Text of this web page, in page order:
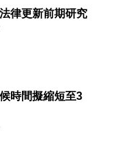
律更新前期研究
時間擬縮短至3